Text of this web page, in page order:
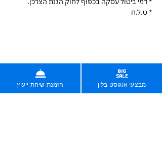
* ט.ל.ח
בניית אתרים בחיסכון של אלפי שקלים
לין שינתה את עולם בניית האתרים בישראל בשנת 2019.
מאז, 2,000 לקוחותינו חסכו יותר מ-7 מיליון שקלים.
הזמנת שיחת ייעוץ מבצעי אוגוסט בלין